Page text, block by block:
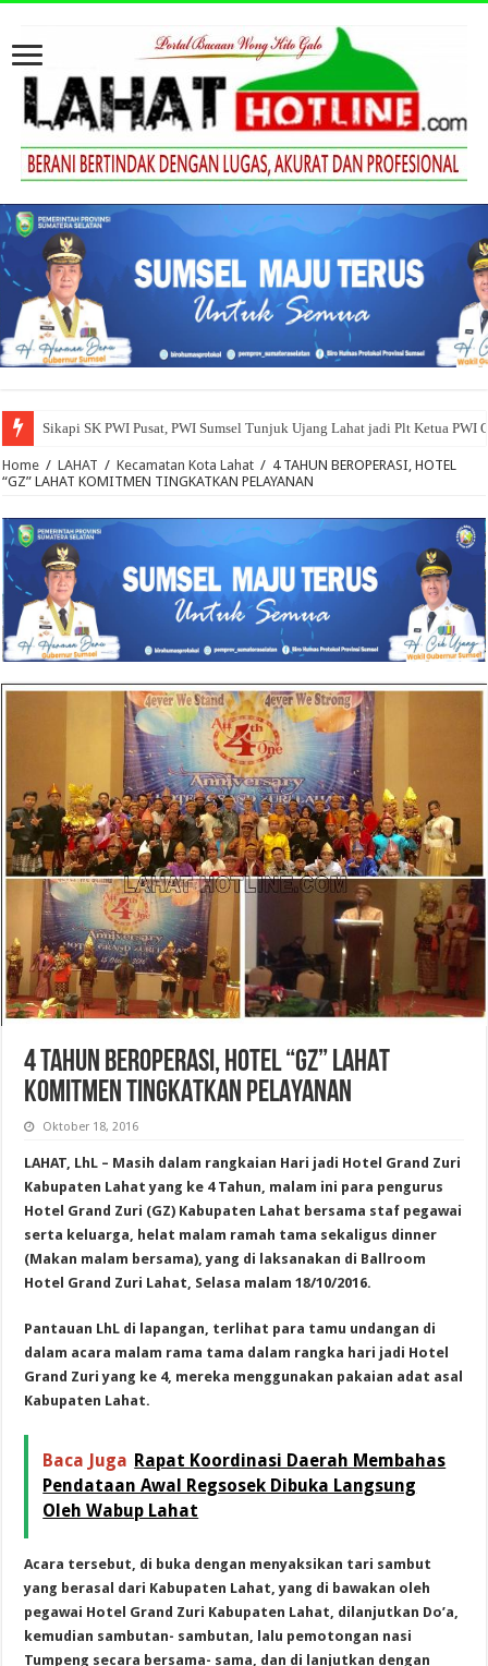
Sikapi SK PWI Pusat, PWI Sumsel Tunjuk Ujang Lahat jadi Plt Ketua PWI
Home / LAHAT / Kecamatan Kota Lahat / 4 TAHUN BEROPERASI, HOTEL
“GZ” LAHAT KOMITMEN TINGKATKAN PELAYANAN
4 TAHUN BEROPERASI, HOTEL “GZ” LAHAT
KOMITMEN TINGKATKAN PELAYANAN
Oktober 18, 2016
LAHAT, LhL – Masih dalam rangkaian Hari jadi Hotel Grand Zuri
Kabupaten Lahat yang ke 4 Tahun, malam ini para pengurus
Hotel Grand Zuri (GZ) Kabupaten Lahat bersama staf pegawai
serta keluarga, helat malam ramah tama sekaligus dinner
(Makan malam bersama), yang di laksanakan di Ballroom
Hotel Grand Zuri Lahat, Selasa malam 18/10/2016.
Pantauan LhL di lapangan, terlihat para tamu undangan di
dalam acara malam rama tama dalam rangka hari jadi Hotel
Grand Zuri yang ke 4, mereka menggunakan pakaian adat asal
Kabupaten Lahat.
Baca Juga Rapat Koordinasi Daerah Membahas
Pendataan Awal Regsosek Dibuka Langsung
Oleh Wabup Lahat
Acara tersebut, di buka dengan menyaksikan tari sambut
yang berasal dari Kabupaten Lahat, yang di bawakan oleh
pegawai Hotel Grand Zuri Kabupaten Lahat, dilanjutkan Do’a,
kemudian sambutan- sambutan, lalu pemotongan nasi
Tumpeng secara bersama- sama, dan di lanjutkan dengan